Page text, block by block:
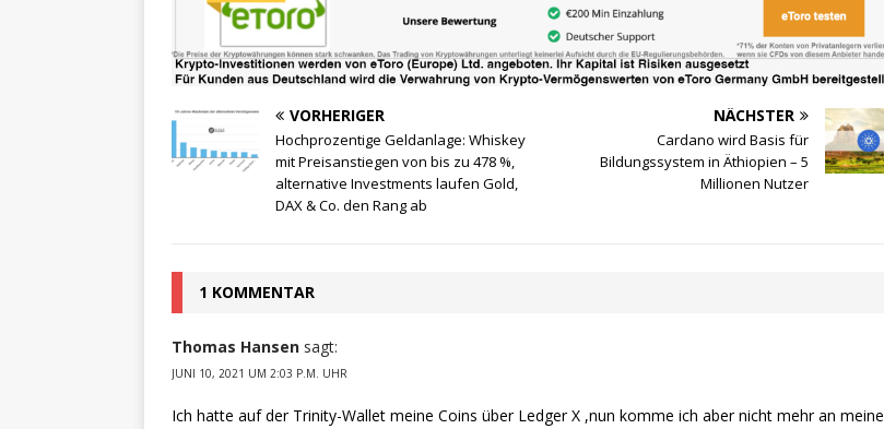
VORHERIGER
Hochprozentige Geldanlage: Whiskey
mit Preisanstiegen von bis zu 478 %,
alternative Investments laufen Gold,
DAX & Co. den Rang ab
NÄCHSTER
Cardano wird Basis für
Bildungssystem in Äthiopien – 5
Millionen Nutzer
1 KOMMENTAR
Thomas Hansen sagt:
JUNI 10, 2021 UM 2:03 P.M. UHR
Ich hatte auf der Trinity-Wallet meine Coins über Ledger X ,nun komme ich aber nicht mehr an meine